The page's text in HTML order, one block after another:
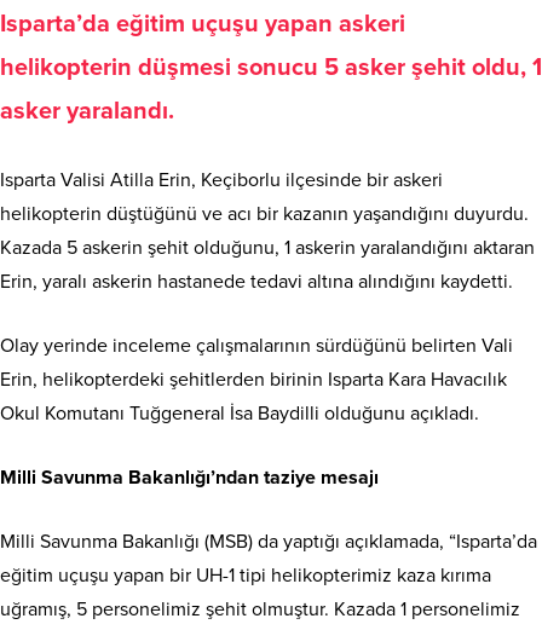
Isparta’da eğitim uçuşu yapan askeri
helikopterin düşmesi sonucu 5 asker şehit oldu, 1
asker yaralandı.
Isparta Valisi Atilla Erin, Keçiborlu ilçesinde bir askeri
helikopterin düştüğünü ve acı bir kazanın yaşandığını duyurdu.
Kazada 5 askerin şehit olduğunu, 1 askerin yaralandığını aktaran
Erin, yaralı askerin hastanede tedavi altına alındığını kaydetti.
Olay yerinde inceleme çalışmalarının sürdüğünü belirten Vali
Erin, helikopterdeki şehitlerden birinin Isparta Kara Havacılık
Okul Komutanı Tuğgeneral İsa Baydilli olduğunu açıkladı.
Milli Savunma Bakanlığı’ndan taziye mesajı
Milli Savunma Bakanlığı (MSB) da yaptığı açıklamada, “Isparta’da
eğitim uçuşu yapan bir UH-1 tipi helikopterimiz kaza kırıma
uğramış, 5 personelimiz şehit olmuştur. Kazada 1 personelimiz